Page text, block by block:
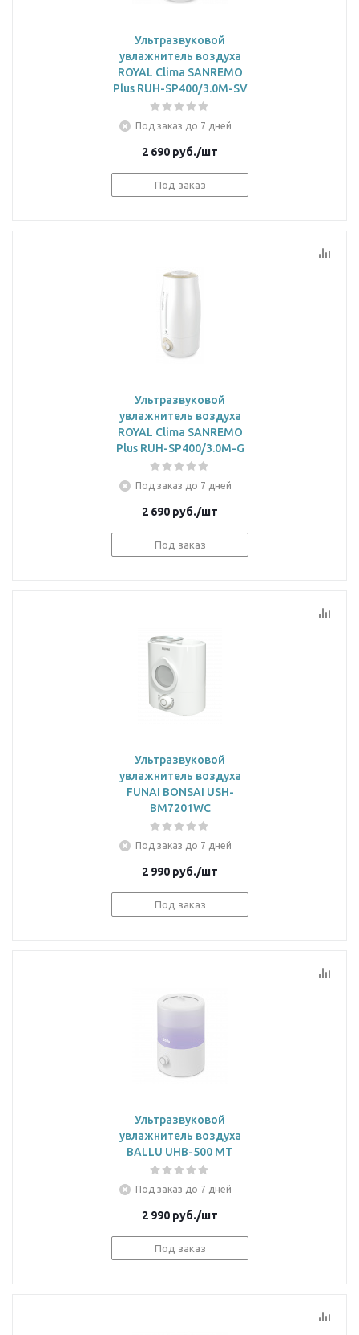
Ультразвуковой
увлажнитель воздуха
ROYAL Clima SANREMO
Plus RUH-SP400/3.0M-SV
Под заказ до 7 дней
2 690 руб./шт
Под заказ
Ультразвуковой
увлажнитель воздуха
ROYAL Clima SANREMO
Plus RUH-SP400/3.0M-G
Под заказ до 7 дней
2 690 руб./шт
Под заказ
Ультразвуковой
увлажнитель воздуха
FUNAI BONSAI USH-
BM7201WC
Под заказ до 7 дней
2 990 руб./шт
Под заказ
Ультразвуковой
увлажнитель воздуха
BALLU UHB-500 MT
Под заказ до 7 дней
2 990 руб./шт
Под заказ